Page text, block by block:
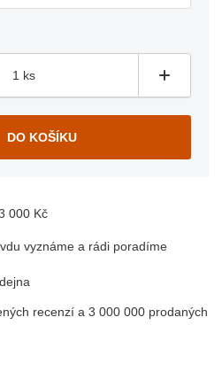
000 Kč
vyznáme a rádi poradíme
recenzí a 3 000 000 prodaných